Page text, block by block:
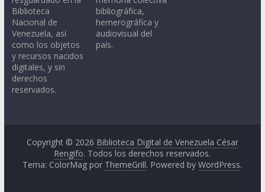
Biblioteca
Nacional de
Venezuela, así
como los objetos
y recursos nacidos
digitales, y sin
derechos
reservados.
bibliográfica,
hemerográfica y
audiovisual del
país.
Copyright © 2026 Biblioteca Digital de Venezuela César
Rengifo. Todos los derechos reservados.
Tema: ColorMag por ThemeGrill. Powered byWordPress.